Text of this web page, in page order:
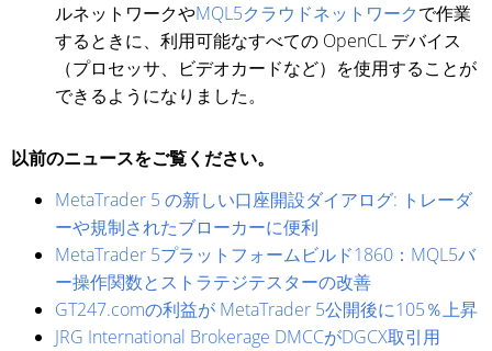
ルネットワークやMQL5クラウドネットワークで作業
するときに、利用可能なすべての OpenCL デバイス
（プロセッサ、ビデオカードなど）を使用することが
できるようになりました。
以前のニュースをご覧ください。
MetaTrader 5 の新しい口座開設ダイアログ: トレーダ
ーや規制されたブローカーに便利
MetaTrader 5プラットフォームビルド1860：MQL5バ
ー操作関数とストラテジテスターの改善
GT247.comの利益が MetaTrader 5公開後に105％上昇
JRG International Brokerage DMCCがDGCX取引用